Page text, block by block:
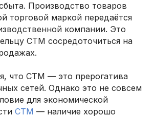
Производство товаров
торговой маркой передаётся
компании. Это
СТМ сосредоточиться на
что СТМ — это прерогатива
сетей. Однако это не совсем
для экономической
СТМ — наличие хорошо